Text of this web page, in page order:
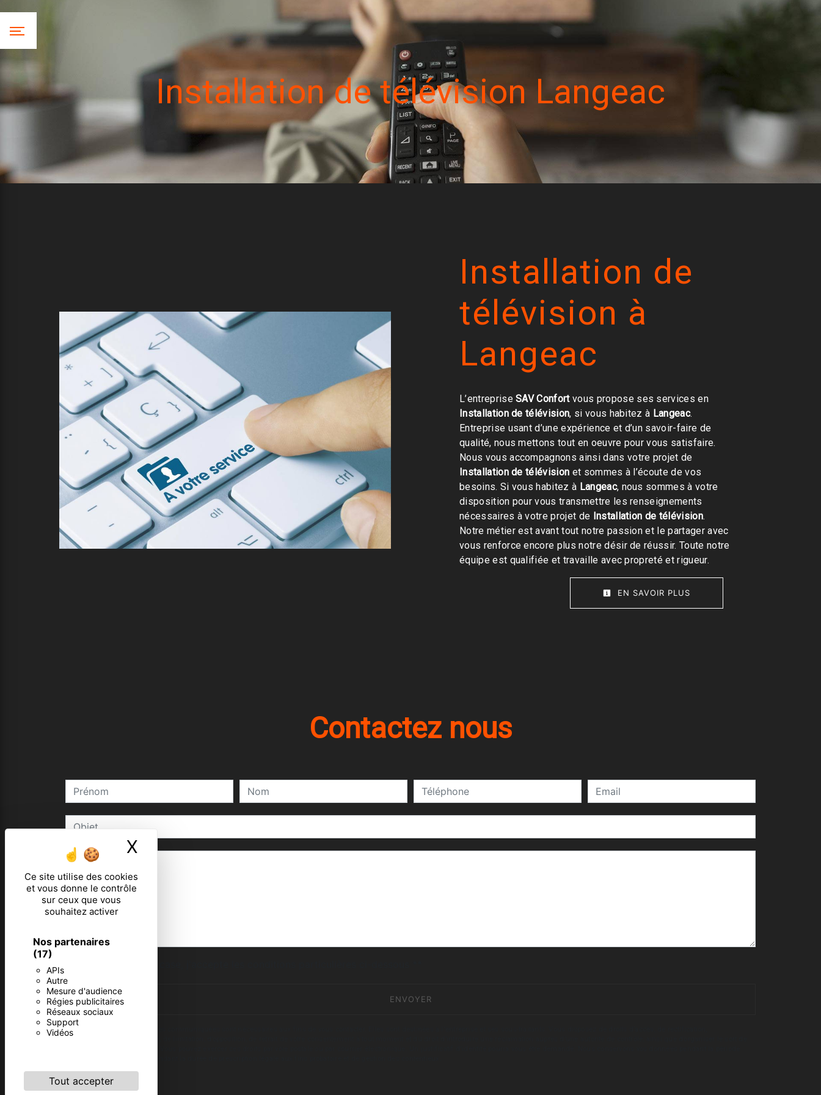
Ce site utilise des cookies
et vous donne le contrôle
sur ceux que vous
souhaitez activer
Nos partenaires
(17)
APIs
Autre
Mesure d'audience
Régies publicitaires
Réseaux sociaux
Support
Vidéos
Tout accepter
X Masquer le bandeau des cookies
Installation de télévision Langeac
Installation de
télévision à
Langeac
L’entrepriseSAV Confortvous propose ses services en
Installation de télévision, si vous habitez à Langeac.
Entreprise usant d’une expérience et d’un savoir-faire de
qualité, nous mettons tout en oeuvre pour vous satisfaire.
Nous vous accompagnons ainsi dans votre projet de
Installation de télévision et sommes à l’écoute de vos
besoins. Si vous habitez à Langeac, nous sommes à votre
disposition pour vous transmettre les renseignements
nécessaires à votre projet de Installation de télévision.
Notre métier est avant tout notre passion et le partager avec
vous renforce encore plus notre désir de réussir. Toute notre
équipe est qualifiée et travaille avec propreté et rigueur.
EN SAVOIR PLUS
Contactez nous
ENVOYER
** Les données personnelles communiquées sont nécessaires aux fins de vous contacter. Elles sont destinées à l'entreprise et ses sous-traitants. Vous disposez de droits d’accès, de rectification,